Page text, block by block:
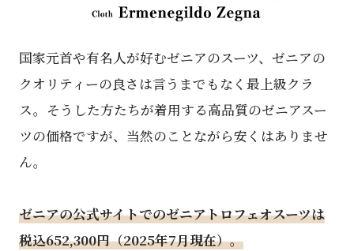
国家元首や有名人が好むゼニアのスーツ、ゼニアの
クオリティーの良さは言うまでもなく最上級クラ
ス。そうした方たちが着用する高品質のゼニアスー
ツの価格ですが、当然のことながら安くはありませ
ん。
ゼニアの公式サイトでのゼニアトロフェオスーツは
税込652,300円（2025年7月現在）。